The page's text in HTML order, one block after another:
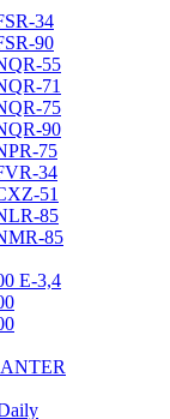
34
90
55
71
75
90
75
34
51
85
85
E-3,4